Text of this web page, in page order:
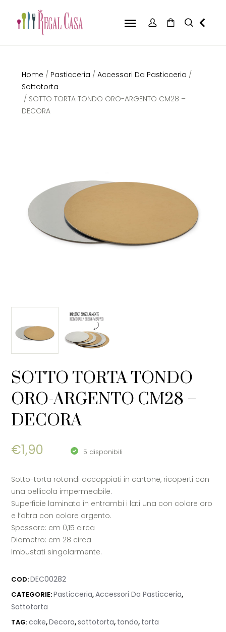
Home / Pasticceria / Accessori Da Pasticceria /
Sottotorta
/ SOTTO TORTA TONDO ORO-ARGENTO CM28 –
DECORA
SOTTO TORTA TONDO
ORO-ARGENTO CM28 –
DECORA
€1,90 5 disponibili
Sotto-torta rotondi accoppiati in cartone, ricoperti con
una pellicola impermeabile.
Superficie laminata in entrambi i lati una con colore oro
e l’altra con colore argento.
Spessore: cm 0,15 circa
Diametro: cm 28 circa
Imbustati singolarmente.
COD:DEC00282
CATEGORIE:Pasticceria,Accessori Da Pasticceria,
Sottotorta
TAG:cake,Decora,sottotorta, tondo, torta